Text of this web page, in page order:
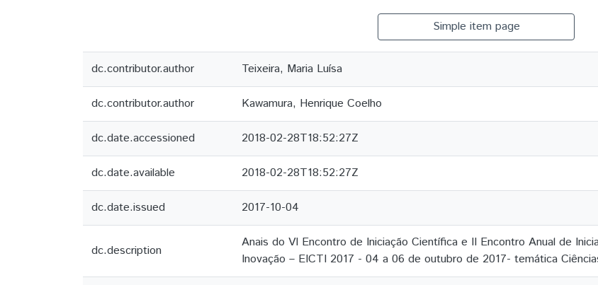
Simple item page
dc.contributor.author Teixeira, Maria Luísa
dc.contributor.author Kawamura, Henrique Coelho
dc.date.accessioned 2018-02-28T18:52:27Z
dc.date.available 2018-02-28T18:52:27Z
dc.date.issued 2017-10-04
dc.description
Anais do VI Encontro de Iniciação Científica e II Encontro Anual de
Inovação – EICTI 2017 - 04 a 06 de outubro de 2017- temática